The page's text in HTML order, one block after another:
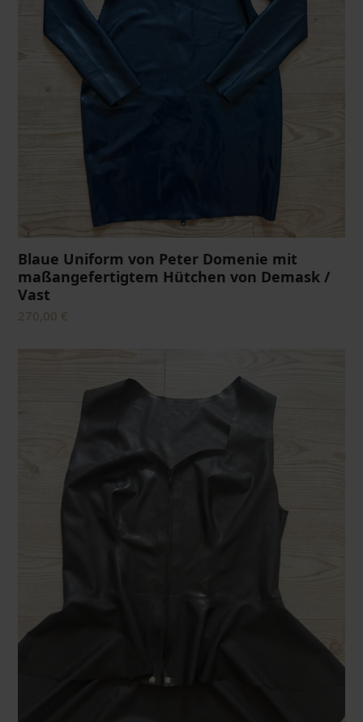
Blaue Uniform von Peter Domenie mit
maßangefertigtem Hütchen von Demask /
Vast
270,00 €